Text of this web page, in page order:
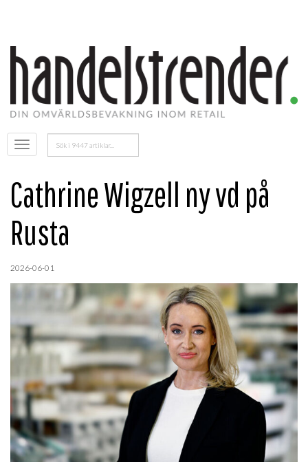
Öppna
menyn
Sök
efter:
Cathrine Wigzell ny vd på
Rusta
2026-06-01